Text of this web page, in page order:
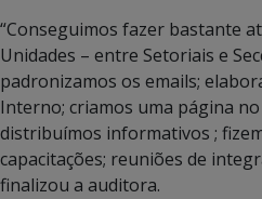
“Conseguimos fazer bastante
Unidades – entre Setoriais e
padronizamos os emails;
Interno; criamos uma página
distribuímos informativos ;
capacitações; reuniões de
finalizou a auditora.